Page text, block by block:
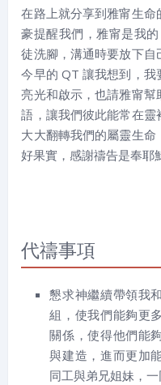
在路上就分享到雅甯生
豪提醒我們，雅甯是我
徒洗腳，溝通時要放下自
今早的 QT 讓我想到，
亮光和啟示，也請雅甯
語，讓我們彼此能常在
大大翻轉我們的屬靈生
好果實，感謝禱告是奉耶
代禱事項
懇求神繼續帶領我
組，使我們能夠更
關係，使得他們能
與建造，進而更加
同工與弟兄姐妹，一